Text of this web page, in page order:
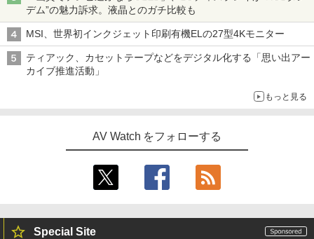
デム”の魅力訴求。液晶とのガチ比較も
MSI、世界初インクジェット印刷有機ELの27型4Kモニター
ティアック、カセットテープなどをデジタル化する「思い出アー
カイブ推進活動」
もっと見る
AV Watch をフォローする
Special Site